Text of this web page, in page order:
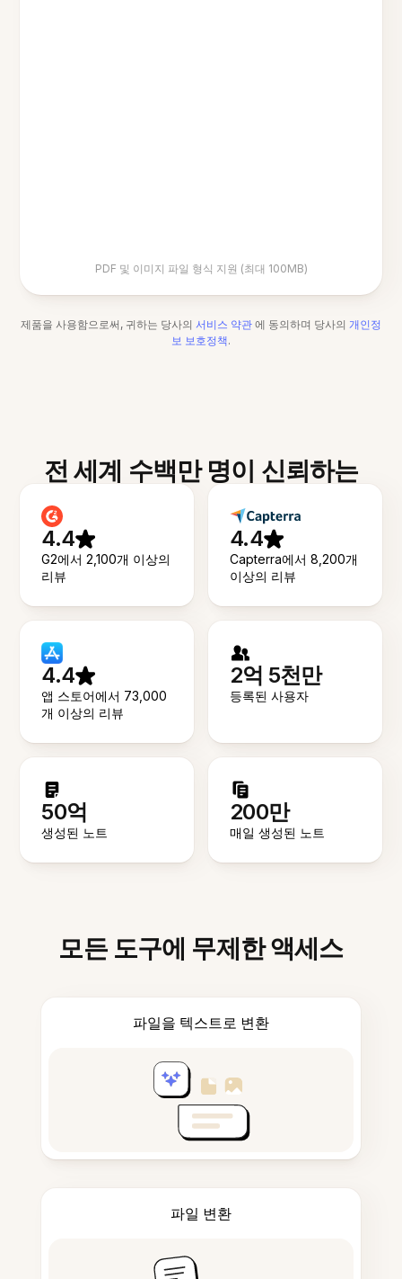
PDF 및 이미지 파일 형식 지원 (최대 100MB)
제품을 사용함으로써, 귀하는 당사의 서비스 약관 에 동의하며 당사의 개인정
보 보호정책.
전 세계 수백만 명이 신뢰하는
4.4
G2에서 2,100개 이상의
리뷰
4.4
Capterra에서 8,200개
이상의 리뷰
4.4
앱 스토어에서 73,000
개 이상의 리뷰
2억 5천만
등록된 사용자
50억
생성된 노트
200만
매일 생성된 노트
모든 도구에 무제한 액세스
파일을 텍스트로 변환
파일 변환